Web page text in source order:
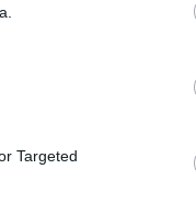
Targeted